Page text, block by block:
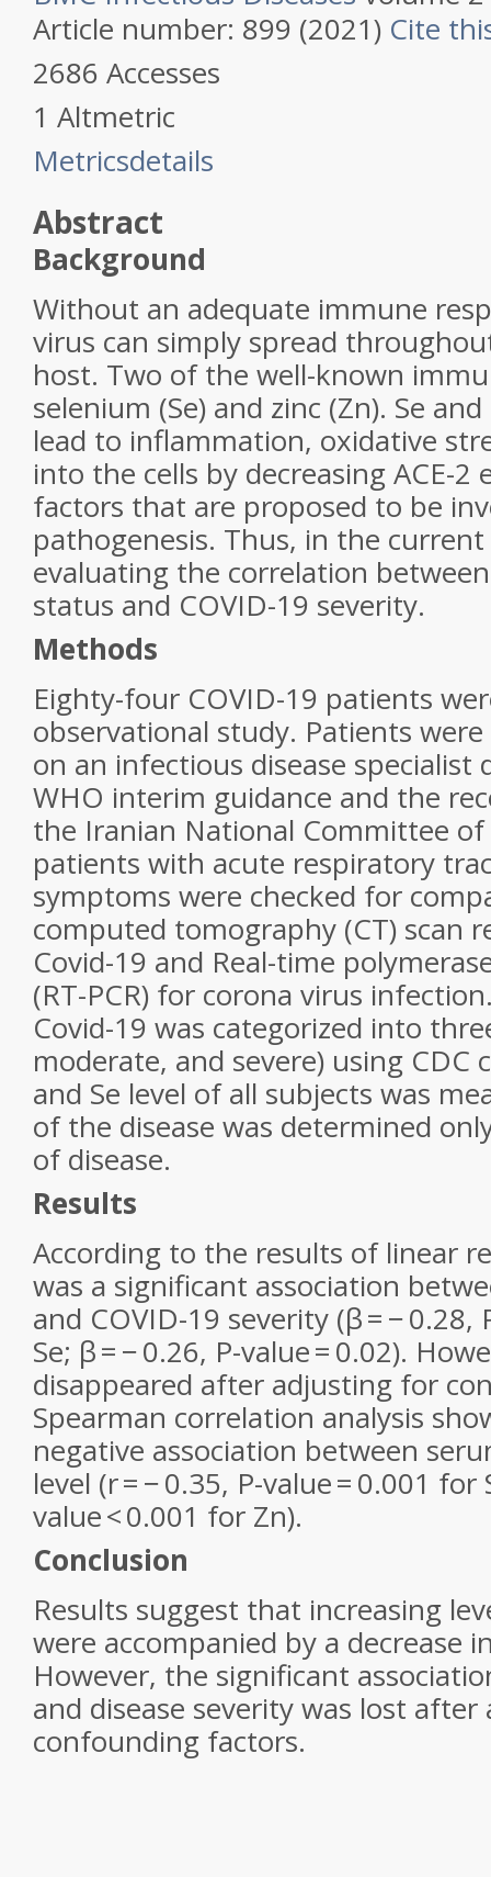
Article number: 899 (2021) Cite
2686 Accesses
1 Altmetric
Metricsdetails
Abstract
Background
Without an adequate immune
virus can simply spread
host. Two of the well-known
selenium (Se) and zinc (Zn). Se
lead to inflammation, oxidative
into the cells by decreasing ACE-2
factors that are proposed to be
pathogenesis. Thus, in the
evaluating the correlation
status and COVID-19 severity.
Methods
Eighty-four COVID-19 patients
observational study. Patients
on an infectious disease specialist
WHO interim guidance and the
the Iranian National Committee of
patients with acute respiratory
symptoms were checked for
computed tomography (CT) scan
Covid-19 and Real-time
(RT-PCR) for corona virus
Covid-19 was categorized into
moderate, and severe) using CDC
and Se level of all subjects was
of the disease was determined
of disease.
Results
According to the results of linear
was a significant association
and COVID-19 severity (β = − 0.28,
Se; β = − 0.26, P-value = 0.02).
disappeared after adjusting for
Spearman correlation analysis
negative association between
level (r = − 0.35, P-value = 0.001 for
value < 0.001 for Zn).
Conclusion
Results suggest that increasing
were accompanied by a decrease
However, the significant
and disease severity was lost
confounding factors.